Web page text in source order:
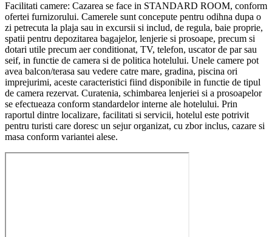
Facilitati camere: Cazarea se face in STANDARD ROOM, conform
ofertei furnizorului. Camerele sunt concepute pentru odihna dupa o
zi petrecuta la plaja sau in excursii si includ, de regula, baie proprie,
spatii pentru depozitarea bagajelor, lenjerie si prosoape, precum si
dotari utile precum aer conditionat, TV, telefon, uscator de par sau
seif, in functie de camera si de politica hotelului. Unele camere pot
avea balcon/terasa sau vedere catre mare, gradina, piscina ori
imprejurimi, aceste caracteristici fiind disponibile in functie de tipul
de camera rezervat. Curatenia, schimbarea lenjeriei si a prosoapelor
se efectueaza conform standardelor interne ale hotelului. Prin
raportul dintre localizare, facilitati si servicii, hotelul este potrivit
pentru turisti care doresc un sejur organizat, cu zbor inclus, cazare si
masa conform variantei alese.